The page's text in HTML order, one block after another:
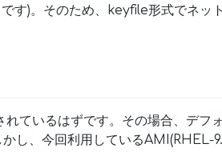
す)。そのため、keyfile形式でネッ
ているはずです。その場合、デフ
し、今回利用しているAMI(RHEL-